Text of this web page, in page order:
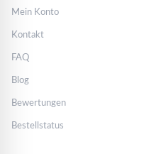
Mein Konto
Kontakt
FAQ
Blog
Bewertungen
Bestellstatus